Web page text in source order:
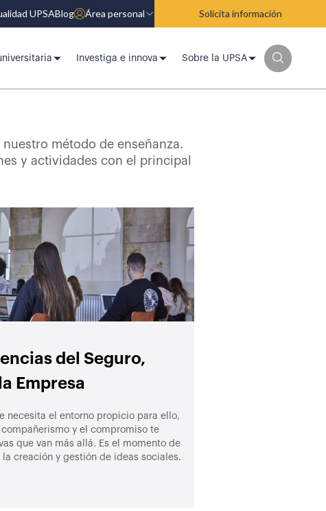
UPSABlog Área personal Solicita información
Investiga e innova Sobre la UPSA
método de enseñanza.
y actividades con el principal
del Seguro,
Empresa
necesita el entorno propicio para ello,
y el compromiso te
que van más allá. Es el momento de
creación y gestión de ideas sociales.